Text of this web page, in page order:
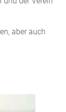
aber auch